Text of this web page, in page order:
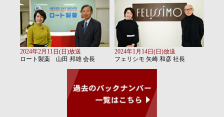
2024年2月11日(日)放送
ロート製薬 山田 邦雄 会長
2024年1月14日(日)放送
フェリシモ 矢崎 和彦 社長